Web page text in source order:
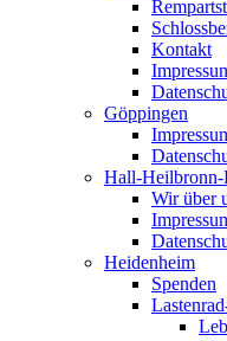
Kontakt
Göppingen
Hall-Heilbronn-
Wir über
Heidenheim
Spenden